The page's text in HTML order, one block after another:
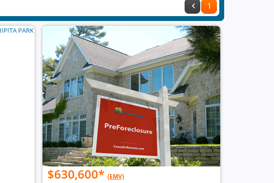
1
$630,600* (EMV)